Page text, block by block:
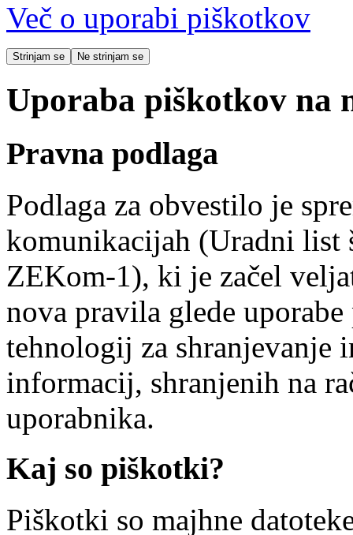
Več o uporabi piškotkov
Strinjam se Ne strinjam se
Uporaba piškotkov na
Pravna podlaga
Podlaga za obvestilo je
komunikacijah (Uradni list
ZEKom-1), ki je začel
nova pravila glede
tehnologij za shranjevanje
informacij, shranjenih na
uporabnika.
Kaj so piškotki?
Piškotki so majhne